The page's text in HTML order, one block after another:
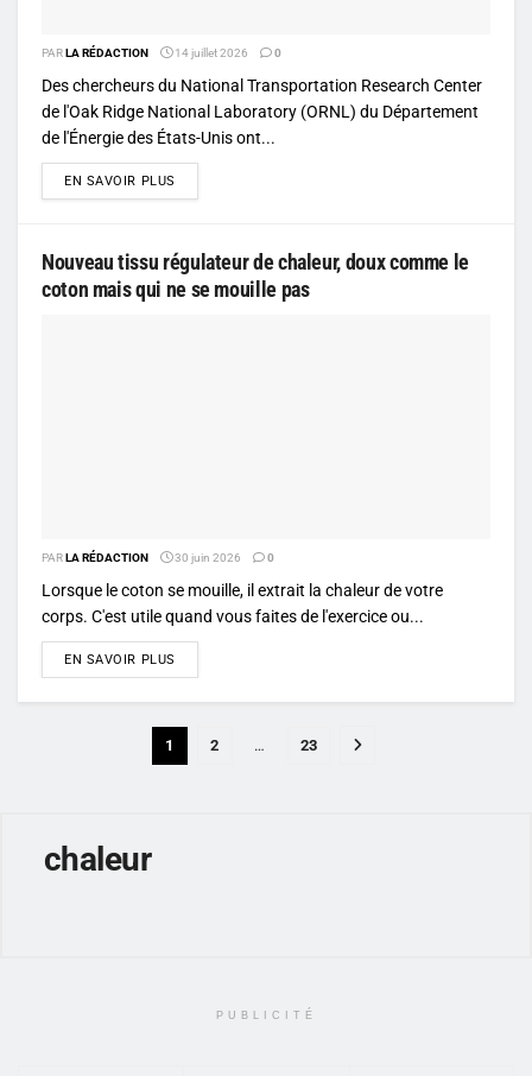
PARLA RÉDACTION 14 juillet 2026 0
Des chercheurs du National Transportation Research Center
de l'Oak Ridge National Laboratory (ORNL) du Département
de l'Énergie des États-Unis ont...
EN SAVOIR PLUS
Nouveau tissu régulateur de chaleur, doux comme le
coton mais qui ne se mouille pas
PARLA RÉDACTION 30 juin 2026 0
Lorsque le coton se mouille, il extrait la chaleur de votre
corps. C'est utile quand vous faites de l'exercice ou...
EN SAVOIR PLUS
1 2 … 23
chaleur
PUBLICITÉ